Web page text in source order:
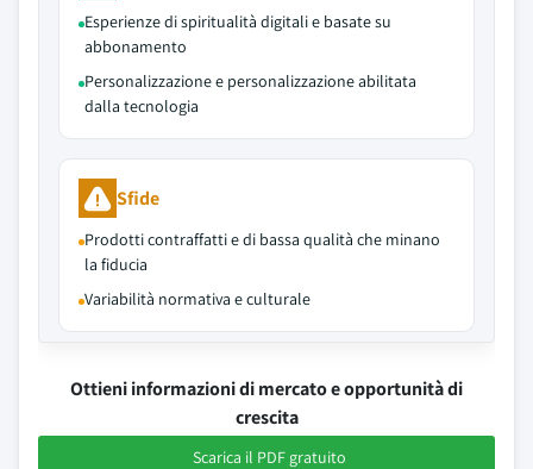
Esperienze di spiritualità digitali e basate su
abbonamento
Personalizzazione e personalizzazione abilitata
dalla tecnologia
Sfide
Prodotti contraffatti e di bassa qualità che minano
la fiducia
Variabilità normativa e culturale
Ottieni informazioni di mercato e opportunità di
crescita
Scarica il PDF gratuito